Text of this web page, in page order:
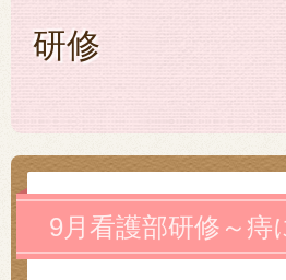
研修
9月看護部研修～痔